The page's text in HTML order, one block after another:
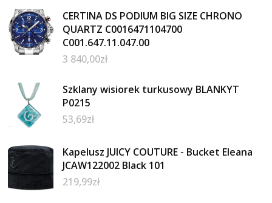
CERTINA DS PODIUM BIG SIZE CHRONO
QUARTZ C0016471104700
C001.647.11.047.00
3 840,00zł
Szklany wisiorek turkusowy BLANKYT
P0215
53,69zł
Kapelusz JUICY COUTURE - Bucket Eleana
JCAW122002 Black 101
219,99zł